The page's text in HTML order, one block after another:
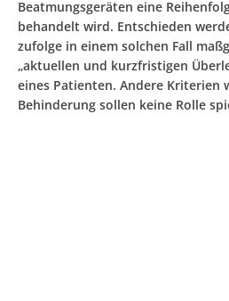
Beatmungsgeräten eine
behandelt wird. Entschieden
zufolge in einem solchen Fall
„aktuellen und kurzfristigen
eines Patienten. Andere Kriterien
Behinderung sollen keine Rolle